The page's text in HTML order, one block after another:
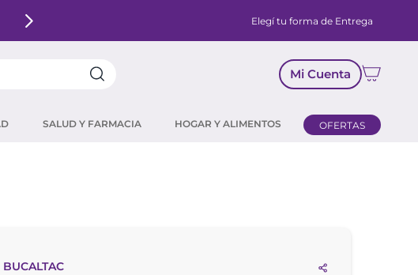
Elegí tu forma de Entrega
Mi Cuenta
SALUD Y FARMACIA HOGAR Y ALIMENTOS OFERTAS
BUCALTAC